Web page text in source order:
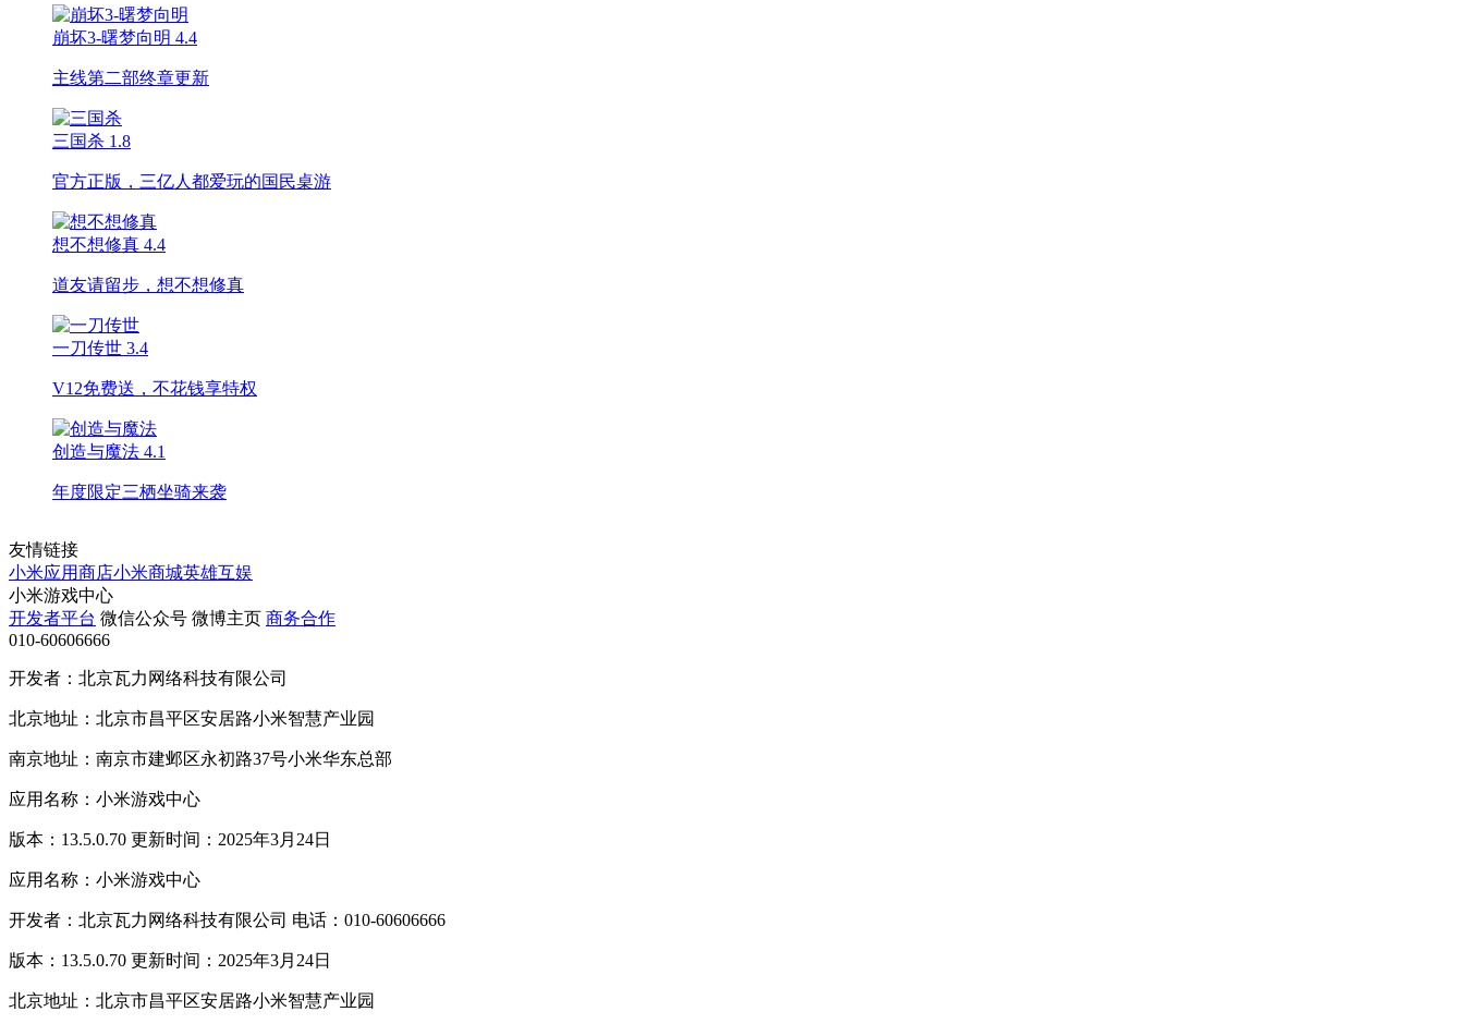
崩坏3-曙梦向明 4.4
主线第二部终章更新
三国杀 1.8
官方正版，三亿人都爱玩的国民桌游
想不想修真 4.4
道友请留步，想不想修真
一刀传世 3.4
V12免费送，不花钱享特权
创造与魔法 4.1
年度限定三栖坐骑来袭
友情链接
小米应用商店小米商城英雄互娱
小米游戏中心
开发者平台 微信公众号 微博主页 商务合作
010-60606666
开发者：北京瓦力网络科技有限公司
北京地址：北京市昌平区安居路小米智慧产业园
南京地址：南京市建邺区永初路37号小米华东总部
应用名称：小米游戏中心
版本：13.5.0.70 更新时间：2025年3月24日
应用名称：小米游戏中心
开发者：北京瓦力网络科技有限公司 电话：010-60606666
版本：13.5.0.70 更新时间：2025年3月24日
北京地址：北京市昌平区安居路小米智慧产业园